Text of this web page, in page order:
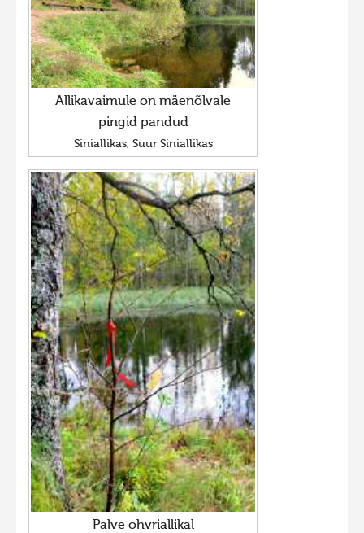
Allikavaimule on mäenõlvale
pingid pandud
Siniallikas, Suur Siniallikas
Palve ohvriallikal